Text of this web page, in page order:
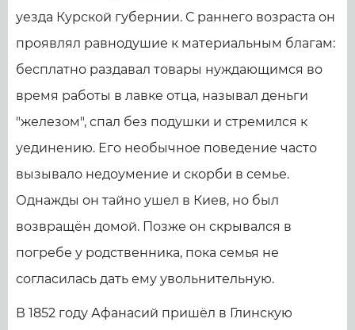
уезда Курской губернии. С раннего возраста он
проявлял равнодушие к материальным благам:
бесплатно раздавал товары нуждающимся во
время работы в лавке отца, называл деньги
"железом", спал без подушки и стремился к
уединению. Его необычное поведение часто
вызывало недоумение и скорби в семье.
Однажды он тайно ушел в Киев, но был
возвращён домой. Позже он скрывался в
погребе у родственника, пока семья не
согласилась дать ему увольнительную.
В 1852 году Афанасий пришёл в Глинскую